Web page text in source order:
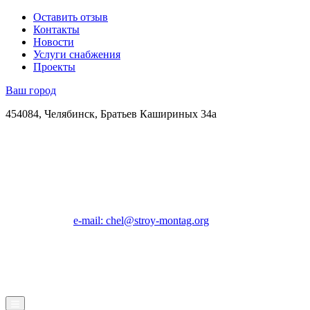
Оставить отзыв
Контакты
Новости
Услуги снабжения
Проекты
Ваш город
454084, Челябинск, Братьев Кашириных 34а
e-mail: chel@stroy-montag.org